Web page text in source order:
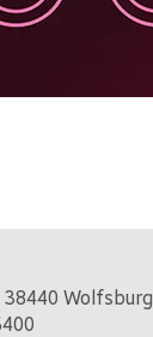
Wolfsburg